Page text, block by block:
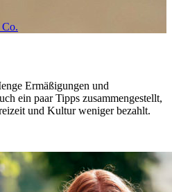
Ermäßigungen und
ein paar Tipps zusammengestellt,
und Kultur weniger bezahlt.